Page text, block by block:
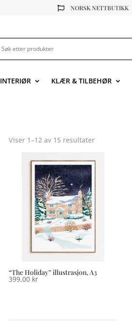
 NORSK NETTBUTIKK
INTERIØR KLÆR & TILBEHØR
Viser 1–15 av 15 resultater
“The Holiday” illustrasjon, A3
399,00 kr